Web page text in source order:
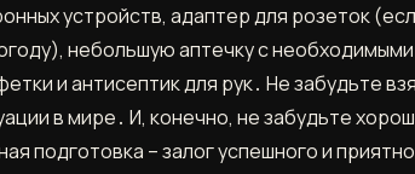
устройств, адаптер для розеток
небольшую аптечку с
и антисептик для рук․ Не забудьте
в мире․ И, конечно, не забудьте
подготовка – залог успешного и